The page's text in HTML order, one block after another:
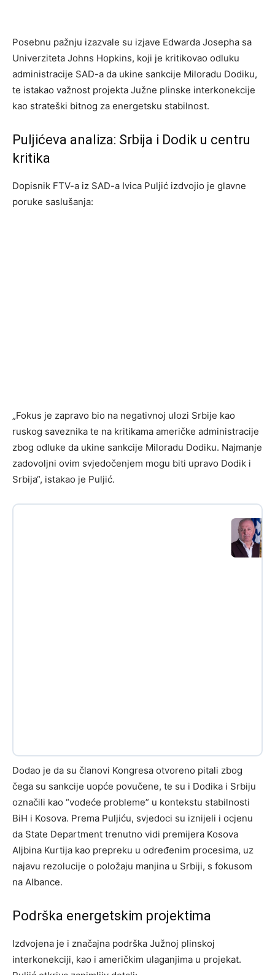
Posebnu pažnju izazvale su izjave Edwarda Josepha sa
Univerziteta Johns Hopkins, koji je kritikovao odluku
administracije SAD-a da ukine sankcije Miloradu Dodiku,
te istakao važnost projekta Južne plinske interkonekcije
kao strateški bitnog za energetsku stabilnost.
Puljićeva analiza: Srbija i Dodik u centru
kritika
Dopisnik FTV-a iz SAD-a Ivica Puljić izdvojio je glavne
poruke saslušanja:
„Fokus je zapravo bio na negativnoj ulozi Srbije kao
ruskog saveznika te na kritikama američke administracije
zbog odluke da ukine sankcije Miloradu Dodiku. Najmanje
zadovoljni ovim svjedočenjem mogu biti upravo Dodik i
Srbija“, istakao je Puljić.
Dodao je da su članovi Kongresa otvoreno pitali zbog
čega su sankcije uopće povučene, te su i Dodika i Srbiju
označili kao “vodeće probleme” u kontekstu stabilnosti
BiH i Kosova. Prema Puljiću, svjedoci su iznijeli i ocjenu
da State Department trenutno vidi premijera Kosova
Aljbina Kurtija kao prepreku u određenim procesima, uz
najavu rezolucije o položaju manjina u Srbiji, s fokusom
na Albance.
Podrška energetskim projektima
Izdvojena je i značajna podrška Južnoj plinskoj
interkonekciji, kao i američkim ulaganjima u projekat.